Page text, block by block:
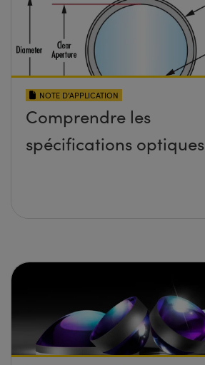
NOTE D’APPLICATION
Comprendre les
spécifications optiques